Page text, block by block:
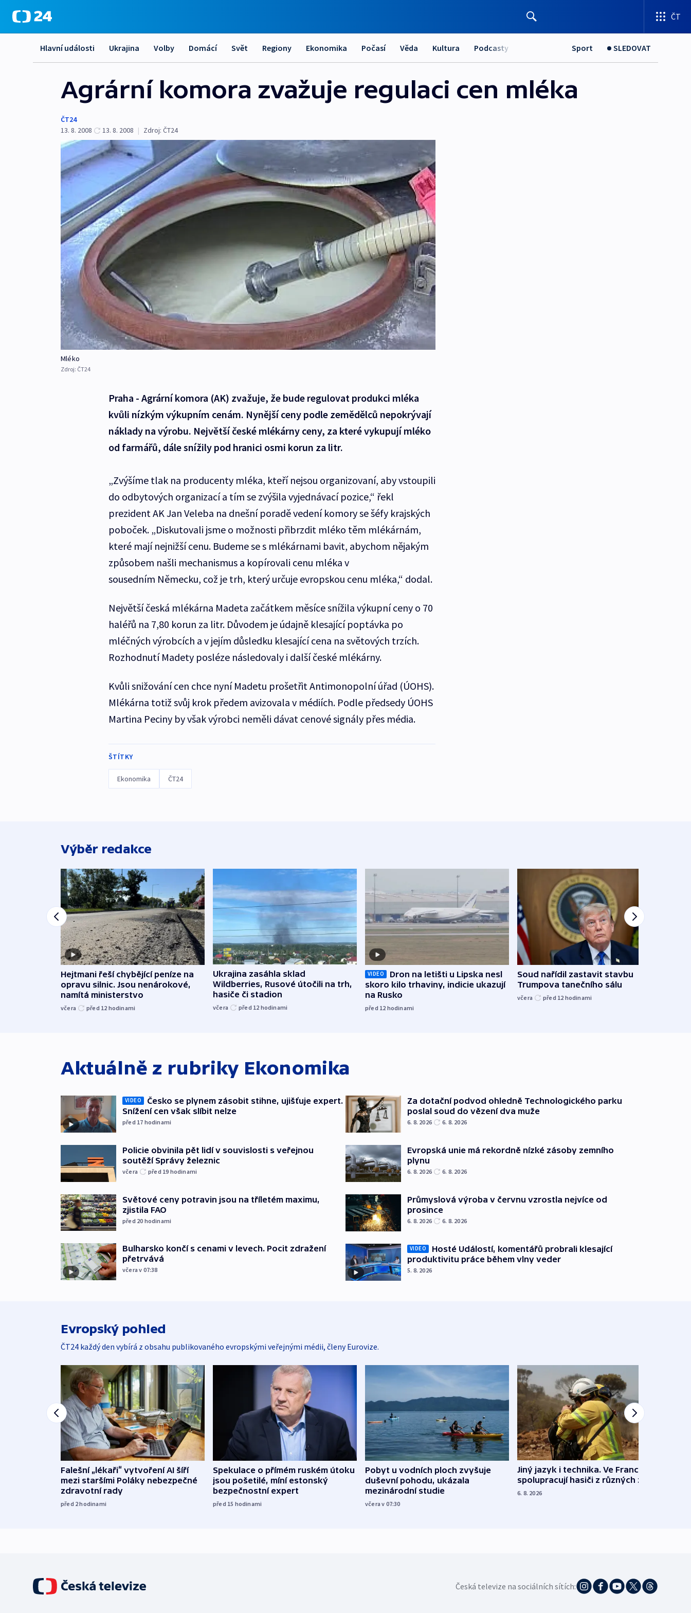
ČT
Hlavní události Ukrajina Volby Domácí Svět Regiony Ekonomika Počasí Věda Kultura Podcasty Sport SLEDOVAT
Agrární komora zvažuje regulaci cen mléka
ČT24
13. 8. 2008
13. 8. 2008 | Zdroj: ČT24
Mléko
Zdroj: ČT24
Praha - Agrární komora (AK) zvažuje, že bude regulovat produkci mléka
kvůli nízkým výkupním cenám. Nynější ceny podle zemědělců nepokrývají
náklady na výrobu. Největší české mlékárny ceny, za které vykupují mléko
od farmářů, dále snížily pod hranici osmi korun za litr.
„Zvýšíme tlak na producenty mléka, kteří nejsou organizovaní, aby vstoupili
do odbytových organizací a tím se zvýšila vyjednávací pozice,“ řekl
prezident AK Jan Veleba na dnešní poradě vedení komory se šéfy krajských
poboček. „Diskutovali jsme o možnosti přibrzdit mléko těm mlékárnám,
které mají nejnižší cenu. Budeme se s mlékárnami bavit, abychom nějakým
způsobem našli mechanismus a kopírovali cenu mléka v
sousedním Německu, což je trh, který určuje evropskou cenu mléka,“ dodal.
Největší česká mlékárna Madeta začátkem měsíce snížila výkupní ceny o 70
haléřů na 7,80 korun za litr. Důvodem je údajně klesající poptávka po
mléčných výrobcích a v jejím důsledku klesající cena na světových trzích.
Rozhodnutí Madety posléze následovaly i další české mlékárny.
Kvůli snižování cen chce nyní Madetu prošetřit Antimonopolní úřad (ÚOHS).
Mlékárna totiž svůj krok předem avizovala v médiích. Podle předsedy ÚOHS
Martina Peciny by však výrobci neměli dávat cenové signály přes média.
ŠTÍTKY
Ekonomika ČT24
Výběr redakce
Hejtmani řeší chybějící peníze na
opravu silnic. Jsou nenárokové,
namítá ministerstvo
včera před 12 hodinami
Ukrajina zasáhla sklad
Wildberries, Rusové útočili na trh,
hasiče či stadion
včera před 12 hodinami
VIDEO
Dron na letišti u Lipska nesl
skoro kilo trhaviny, indicie ukazují
na Rusko
před 12 hodinami
Soud nařídil zastavit stavbu
Trumpova tanečního sálu
včera před 12 hodinami
Aktuálně z rubriky Ekonomika
VIDEO
Česko se plynem zásobit stihne, ujišťuje expert.
Snížení cen však slíbit nelze
před 17 hodinami
Policie obvinila pět lidí v souvislosti s veřejnou
soutěží Správy železnic
včera před 19 hodinami
Světové ceny potravin jsou na tříletém maximu,
zjistila FAO
před 20 hodinami
Bulharsko končí s cenami v levech. Pocit zdražení
přetrvává
včera v 07:38
Za dotační podvod ohledně Technologického parku
poslal soud do vězení dva muže
6. 8. 2026 6. 8. 2026
Evropská unie má rekordně nízké zásoby zemního
plynu
6. 8. 2026 6. 8. 2026
Průmyslová výroba v červnu vzrostla nejvíce od
prosince
6. 8. 2026 6. 8. 2026
VIDEO
Hosté Událostí, komentářů probrali klesající
produktivitu práce během vlny veder
5. 8. 2026
Evropský pohled
ČT24 každý den vybírá z obsahu publikovaného evropskými veřejnými médii, členy Eurovize.
Falešní „lékaři“ vytvoření AI šíří
mezi staršími Poláky nebezpečné
zdravotní rady
před 2hodinami
Spekulace o přímém ruském útoku
jsou pošetilé, míní estonský
bezpečnostní expert
před 15 hodinami
Pobyt u vodních ploch zvyšuje
duševní pohodu, ukázala
mezinárodní studie
včera v 07:30
Jiný jazyk i technika. Ve Francii
spolupracují hasiči z různých zemí
6. 8. 2026
Česká televize na sociálních sítích: